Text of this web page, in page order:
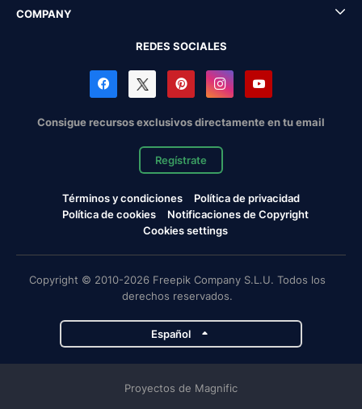
COMPANY
REDES SOCIALES
Consigue recursos exclusivos directamente en tu email
Regístrate
Términos y condiciones
Política de privacidad
Política de cookies
Notificaciones de Copyright
Cookies settings
Copyright © 2010-2026 Freepik Company S.L.U. Todos los
derechos reservados.
Español
Proyectos de Magnific